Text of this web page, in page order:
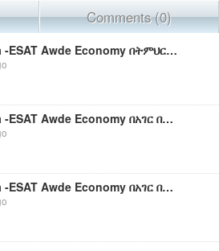
a Monthly subscriber by visiting
form/Fcv8ZQ or by calling ‎‎1-888-772-
Comments (0)
Ethiopia -ESAT Awde Economy በትምህርት ፍኖተ ካርታ እና በኢኮኖሚ ማሻሻያ ዙሪያ የሚደረግ ውይይት Part 2 Sept 2019
Ethiopia -ESAT Awde Economy በአገር በቀል ኢኮኖሚ ማሻሻያ እና ተዛማች ጉዳዮች ዙሪያ የተደረገ ውይይት Part 2 Sun 22 Sept 2019
Ethiopia -ESAT Awde Economy በአገር በቀል ኢኮኖሚ ማሻሻያ እና ተዛማች ጉዳዮች ዙሪያ የተደረገ ውይይት Part 1 Sun 15 Sept 2019